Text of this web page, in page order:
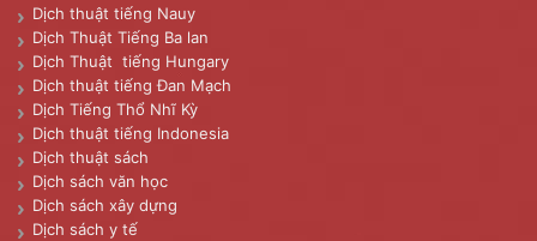
Dịch thuật tiếng Nauy
Dịch Thuật Tiếng Ba lan
Dịch Thuật tiếng Hungary
Dịch thuật tiếng Đan Mạch
Dịch Tiếng Thổ Nhĩ Kỳ
Dịch thuật tiếng Indonesia
Dịch thuật sách
Dịch sách văn học
Dịch sách xây dựng
Dịch sách y tế